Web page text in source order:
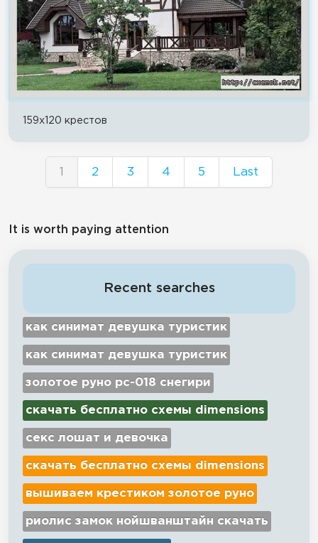
159x120 крестов
1 2 3 4 5 Last
It is worth paying attention
Recent searches
как синимат девушка туристик
как синимат девушка туристик
золотое руно рс-018 снегири
скачать бесплатно схемы dimensions
секс лошат и девочка
скачать бесплатно схемы dimensions
вышиваем крестиком золотое руно
риолис замок нойшванштайн скачать